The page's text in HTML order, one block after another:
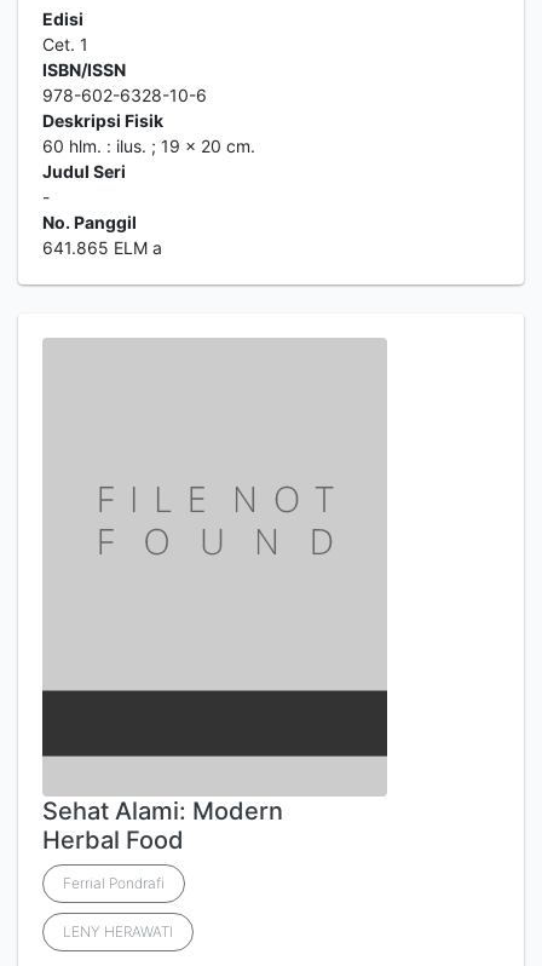
Edisi
Cet. 1
ISBN/ISSN
978-602-6328-10-6
Deskripsi Fisik
60 hlm. : ilus. ; 19 x 20 cm.
Judul Seri
-
No. Panggil
641.865 ELM a
Sehat Alami: Modern
Herbal Food
Ferrial Pondrafi
LENY HERAWATI